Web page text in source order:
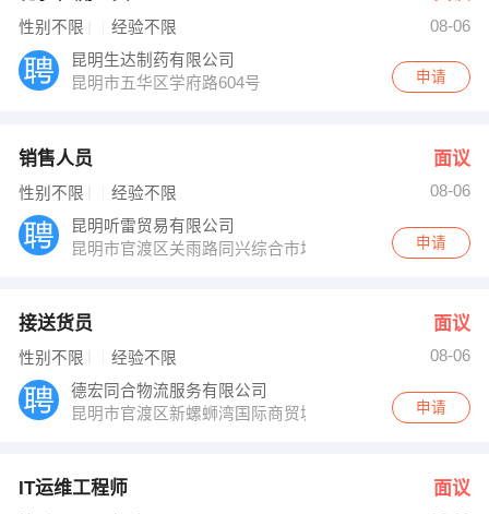
性别不限 经验不限
08-06
昆明生达制药有限公司
昆明市五华区学府路604号
申请
销售人员 面议
性别不限 经验不限
08-06
昆明听雷贸易有限公司
昆明市官渡区关雨路同兴综合市场三期一单元501室
申请
接送货员 面议
性别不限 经验不限
08-06
德宏同合物流服务有限公司
昆明市官渡区新螺蛳湾国际商贸城中豪物流城（小新村）
申请
IT运维工程师 面议